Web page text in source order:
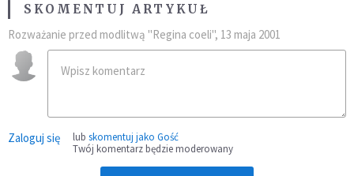
SKOMENTUJ ARTYKUŁ
Rozważanie przed modlitwą "Regina coeli", 13 maja 2001
Zaloguj się lub skomentuj jako Gość
Twój komentarz będzie moderowany